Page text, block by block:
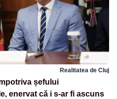
Realitatea de Cluj
șefului
enervat că i s-ar fi ascuns